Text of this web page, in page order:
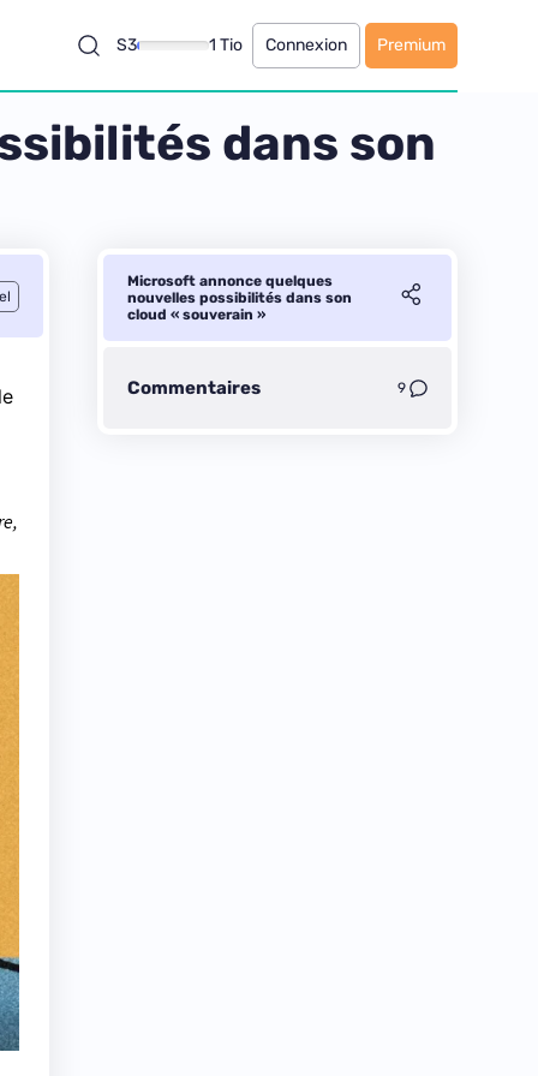
S3 1 Tio Connexion Premium
dans son
Microsoft annonce quelques
nouvelles possibilités dans son
cloud « souverain »
Commentaires 9